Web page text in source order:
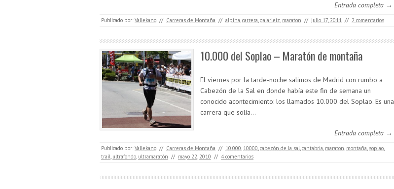
Entrada completa →
Publicado por: Vallekano // Carreras de Montaña // alpina,carrera,galarleiz, maraton // julio 17, 2011 // 2 comentarios
10.000 del Soplao – Maratón de montaña
El viernes por la tarde-noche salimos de Madrid con rumbo a
Cabezón de la Sal en donde había este fin de semana un
conocido acontecimiento: los llamados 10.000 del Soplao. Es una
carrera que solía…
Entrada completa →
Publicado por: Vallekano // Carreras de Montaña // 10.000, 10000,cabezón de la sal,cantabria, maraton, montaña, soplao,
trail, ultrafondo, ultramaratón // mayo 22, 2010 // 4 comentarios